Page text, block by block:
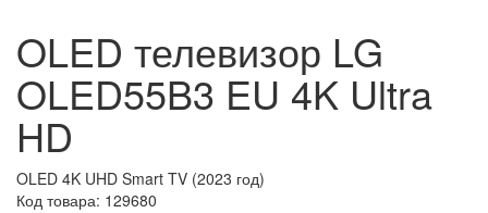
OLED телевизор LG
OLED55B3 EU 4K Ultra
HD
OLED 4K UHD Smart TV (2023 год)
Код товара: 129680